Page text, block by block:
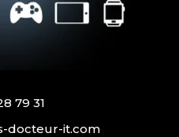
79 31
docteur-it.com